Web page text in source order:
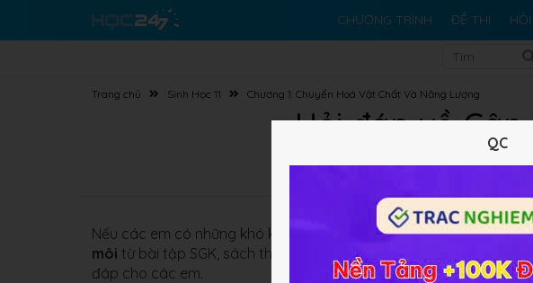
CHƯƠNG TRÌNH ĐỀ THI
Trang chủ Sinh Học 11 Chương 1: Chuyển Hoá Vật Chất Và Năng Lượng
Hỏi đáp về Cân
Nếu các em có những khó khăn về nội dung bài học, bài tập liên
môi từ bài tập SGK, sách tham khảo. Các em có thể đặt câu hỏi
đáp cho các em.
QC